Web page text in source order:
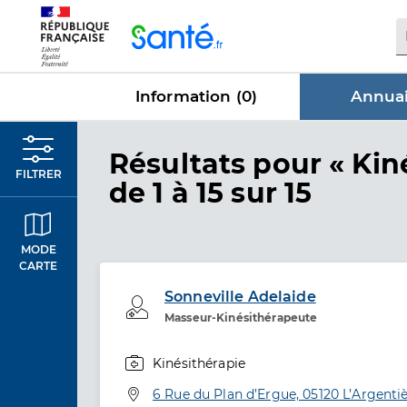
Information (0)
FILTRER
MODE
CARTE
Résultats dans
pour «
de 1 à 15 sur 15
Sonneville Adelaide
Masseur-Kinésithérapeute
Professionel de santé
Kinésithérapie
Adresse
6 Rue du Plan d’Ergue, 05120
Panneau de gestion des cookies